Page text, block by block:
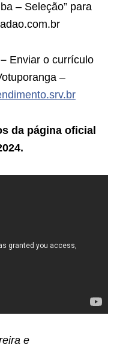
– Seleção” para
Enviar o currículo
–
da página oficial
e